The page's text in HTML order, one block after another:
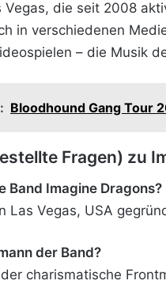
Vegas, die seit 2008
in verschiedenen
– die Musik
Bloodhound Gang Tour
Fragen) zu
Band Imagine Dragons?
Las Vegas, USA
der Band?
charismatische